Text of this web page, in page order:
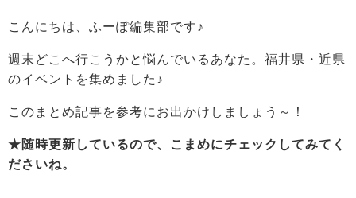
こんにちは、ふーぽ編集部です♪
週末どこへ行こうかと悩んでいるあなた。福井県・近県
のイベントを集めました♪
このまとめ記事を参考にお出かけしましょう～！
★随時更新しているので、こまめにチェックしてみてく
ださいね。